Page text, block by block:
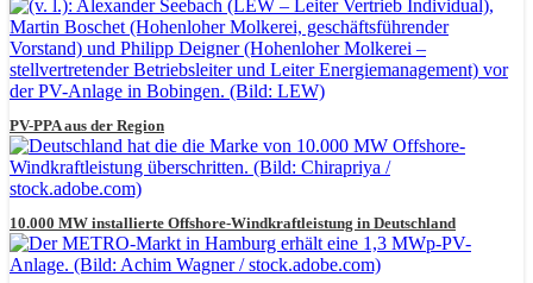
PV-PPA aus der Region
10.000 MW installierte Offshore-Windkraftleistung in Deutschland